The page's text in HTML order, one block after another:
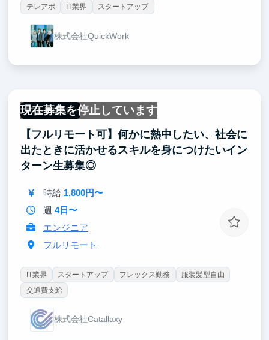
テレアポ IT業界 スタートアップ
株式会社QuickWork
現在募集を停止しています
フルリモート
【フルリモート可】何かに熱中したい、社会に
出たときに活かせるスキルを身につけたいイン
ターン生募集◎
時給 1,800円〜
週 4日〜
エンジニア
フルリモート
IT業界 スタートアップ フレックス勤務
服装髪型自由
交通費支給
株式会社Catallaxy